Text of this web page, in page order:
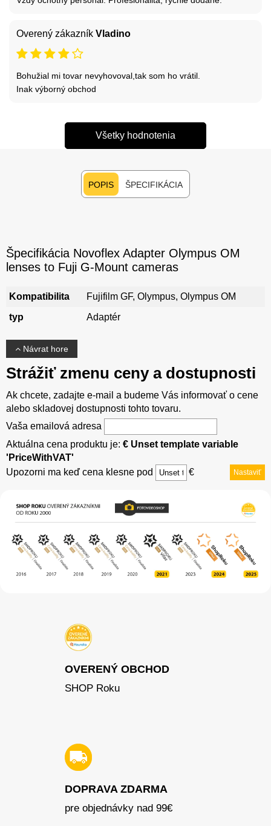
Overený zákazník Vladino
Bohužial mi tovar nevyhovoval,tak som ho vrátil.
Inak výborný obchod
Všetky hodnotenia
POPIS ŠPECIFIKÁCIA
Špecifikácia Novoflex Adapter Olympus OM
lenses to Fuji G-Mount cameras
Kompatibilita
Fujifilm GF, Olympus, Olympus OM
typ
Adaptér
Návrat hore
Strážiť zmenu ceny a dostupnosti
Ak chcete, zadajte e-mail a budeme Vás informovať o cene
alebo skladovej dostupnosti tohto tovaru.
Vaša emailová adresa
Aktuálna cena produktu je: € Unset template variable
'PriceWithVAT'
Upozorni ma keď cena klesne pod
€ Nastaviť
OVERENÝ OBCHOD
SHOP Roku
DOPRAVA ZDARMA
pre objednávky nad 99€